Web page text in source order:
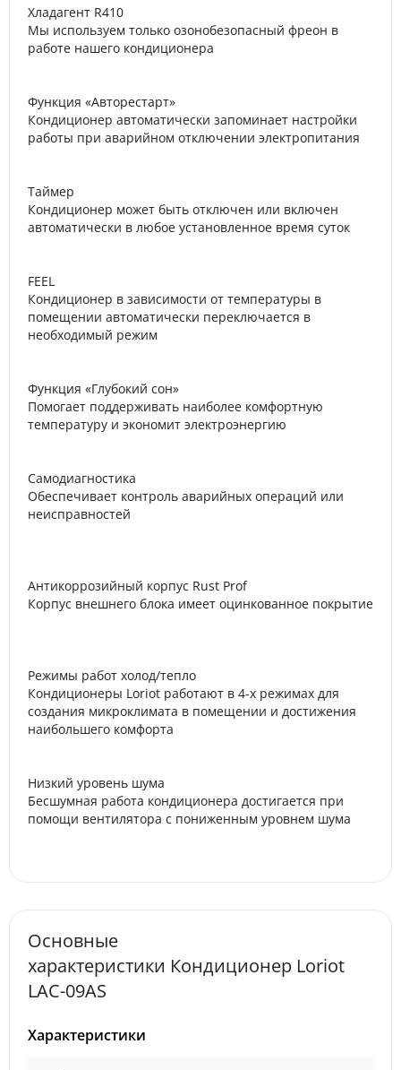
Хладагент R410
Мы используем только озонобезопасный фреон в
работе нашего кондиционера
Функция «Авторестарт»
Кондиционер автоматически запоминает настройки
работы при аварийном отключении электропитания
Таймер
Кондиционер может быть отключен или включен
автоматически в любое установленное время суток
FEEL
Кондиционер в зависимости от температуры в
помещении автоматически переключается в
необходимый режим
Функция «Глубокий сон»
Помогает поддерживать наиболее комфортную
температуру и экономит электроэнергию
Самодиагностика
Обеспечивает контроль аварийных операций или
неисправностей
Антикоррозийный корпус Rust Prof
Корпус внешнего блока имеет оцинкованное покрытие
Режимы работ холод/тепло
Кондиционеры Loriot работают в 4-х режимах для
создания микроклимата в помещении и достижения
наибольшего комфорта
Низкий уровень шума
Бесшумная работа кондиционера достигается при
помощи вентилятора с пониженным уровнем шума
Основные
характеристики Кондиционер Loriot
LAC-09AS
Характеристики